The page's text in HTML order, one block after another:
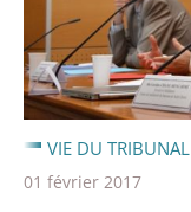
VIE DU TRIBUNAL
01 février 2017